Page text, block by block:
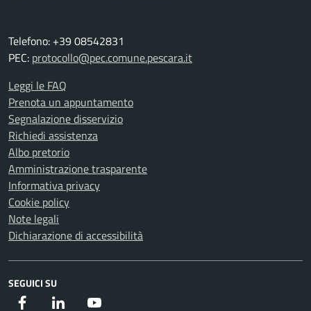
Telefono: +39 08542831
PEC: protocollo@pec.comune.pescara.it
Leggi le FAQ
Prenota un appuntamento
Segnalazione disservizio
Richiedi assistenza
Albo pretorio
Amministrazione trasparente
Informativa privacy
Cookie policy
Note legali
Dichiarazione di accessibilità
SEGUICI SU
Facebook Instagram